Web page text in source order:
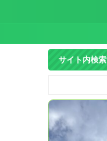
サイト内検索